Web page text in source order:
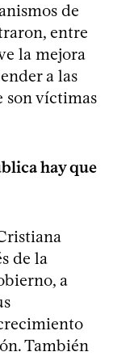
de
entre
la mejora
a las
son víctimas
hay que
de la
a
También